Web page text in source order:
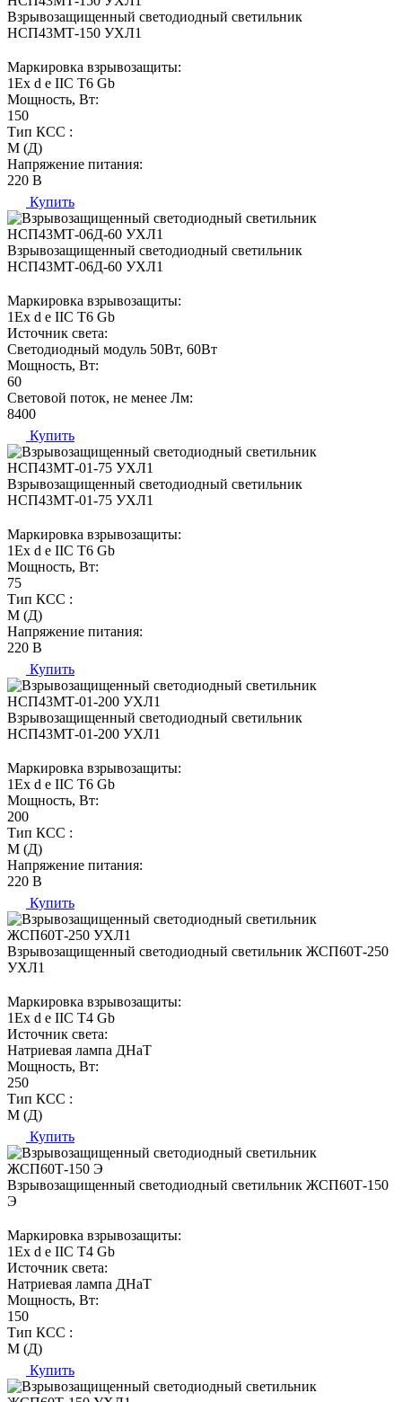
Взрывозащищенный светодиодный светильник
НСП43МТ-150 УХЛ1
Маркировка взрывозащиты:
1Ех d е IIC T6 Gb
Мощность, Вт:
150
Тип КСС :
М (Д)
Напряжение питания:
220 В
Купить
Взрывозащищенный светодиодный светильник
НСП43МТ-06Д-60 УХЛ1
Маркировка взрывозащиты:
1Ех d е IIC T6 Gb
Источник света:
Светодиодный модуль 50Вт, 60Вт
Мощность, Вт:
60
Световой поток, не менее Лм:
8400
Купить
Взрывозащищенный светодиодный светильник
НСП43МТ-01-75 УХЛ1
Маркировка взрывозащиты:
1Ех d е IIC T6 Gb
Мощность, Вт:
75
Тип КСС :
М (Д)
Напряжение питания:
220 В
Купить
Взрывозащищенный светодиодный светильник
НСП43МТ-01-200 УХЛ1
Маркировка взрывозащиты:
1Ех d е IIC T6 Gb
Мощность, Вт:
200
Тип КСС :
М (Д)
Напряжение питания:
220 В
Купить
Взрывозащищенный светодиодный светильник ЖСП60Т-250
УХЛ1
Маркировка взрывозащиты:
1Ех d е IIC T4 Gb
Источник света:
Натриевая лампа ДНаТ
Мощность, Вт:
250
Тип КСС :
М (Д)
Купить
Взрывозащищенный светодиодный светильник ЖСП60Т-150
Э
Маркировка взрывозащиты:
1Ех d е IIC T4 Gb
Источник света:
Натриевая лампа ДНаТ
Мощность, Вт:
150
Тип КСС :
М (Д)
Купить